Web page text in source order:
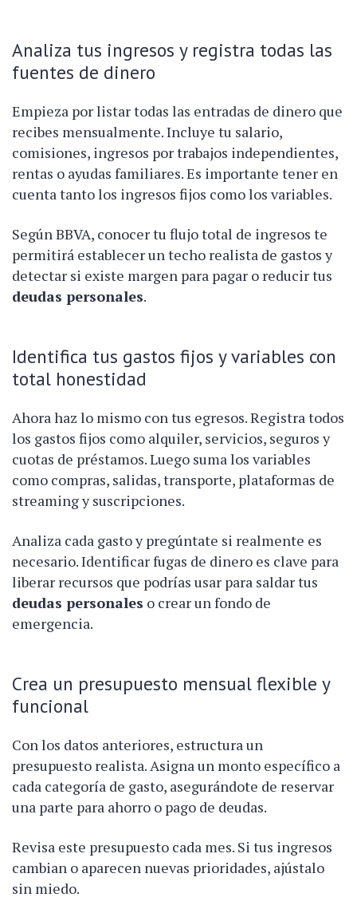
Analiza tus ingresos y registra todas las
fuentes de dinero
Empieza por listar todas las entradas de dinero que
recibes mensualmente. Incluye tu salario,
comisiones, ingresos por trabajos independientes,
rentas o ayudas familiares. Es importante tener en
cuenta tanto los ingresos fijos como los variables.
Según BBVA, conocer tu flujo total de ingresos te
permitirá establecer un techo realista de gastos y
detectar si existe margen para pagar o reducir tus
deudas personales.
Identifica tus gastos fijos y variables con
total honestidad
Ahora haz lo mismo con tus egresos. Registra todos
los gastos fijos como alquiler, servicios, seguros y
cuotas de préstamos. Luego suma los variables
como compras, salidas, transporte, plataformas de
streaming y suscripciones.
Analiza cada gasto y pregúntate si realmente es
necesario. Identificar fugas de dinero es clave para
liberar recursos que podrías usar para saldar tus
deudas personales o crear un fondo de
emergencia.
Crea un presupuesto mensual flexible y
funcional
Con los datos anteriores, estructura un
presupuesto realista. Asigna un monto específico a
cada categoría de gasto, asegurándote de reservar
una parte para ahorro o pago de deudas.
Revisa este presupuesto cada mes. Si tus ingresos
cambian o aparecen nuevas prioridades, ajústalo
sin miedo.